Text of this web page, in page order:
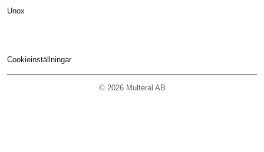
Unox
Cookieinställningar
© 2026 Multeral AB